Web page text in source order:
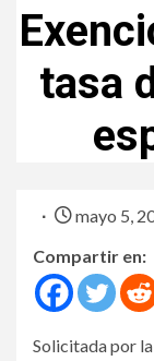
tasa
mayo 5,
Compartir en:
Solicitada por